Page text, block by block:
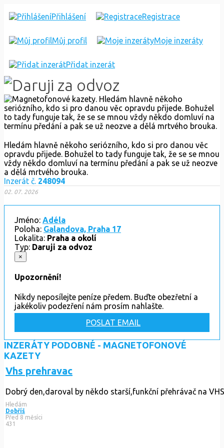
Přihlášení Registrace
Můj profil Moje inzeráty
Přidat inzerát
Hledám hlavně někoho seriózního, kdo si pro danou věc
opravdu přijede. Bohužel to tady funguje tak, že se se mnou
vždy někdo domluví na termínu předání a pak se už neozve
a dělá mrtvého brouka.
Inzerát č. 248094
02. 07. 2026
Jméno: Adéla
Poloha: Galandova, Praha 17
Lokalita: Praha a okolí
Typ: Daruji za odvoz
×
Upozornění!
Nikdy neposílejte peníze předem. Buďte obezřetní a
jakékoliv podezření nám prosím nahlašte.
POSLAT EMAIL
INZERÁTY PODOBNÉ - MAGNETOFONOVÉ
KAZETY
Vhs prehravac
Dobrý den,daroval by někdo starší,funkční přehrávač na
Hledám
Dobříš
Před 8 měsíci
431